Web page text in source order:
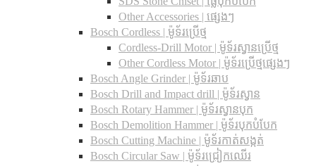
Other Accessories | ផ្សេងៗ
Bosch Cordless | ម៉ូទ័រប្រើថ្ម
Cordless-Drill Motor | ម៉ូទ័រស្វានប្រើថ្ម
Other Cordless Motor | ម៉ូទ័រប្រើថ្មផ្សេងៗ
Bosch Angle Grinder | ម៉ូទ័រឆាប
Bosch Drill and Impact drill | ម៉ូទ័រស្វាន
Bosch Rotary Hammer | ម៉ូទ័រស្វានបុក
Bosch Demolition Hammer | ម៉ូទ័របុកបំបែក
Bosch Cutting Machine | ម៉ូទ័រកាត់សង្កត់
Bosch Circular Saw | ម៉ូទ័រជ្រៀកឈើរ